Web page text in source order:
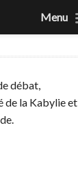
débat,
de la Kabylie et
Menu